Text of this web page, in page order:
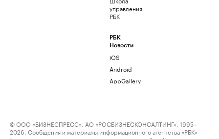
управления
РБК
РБК
Новости
iOS
Android
AppGallery
© ООО «БИЗНЕСПРЕСС», АО «РОСБИЗНЕСКОНСАЛТИНГ», 1995–
2026. Сообщения и материалы информационного агентства «РБК»